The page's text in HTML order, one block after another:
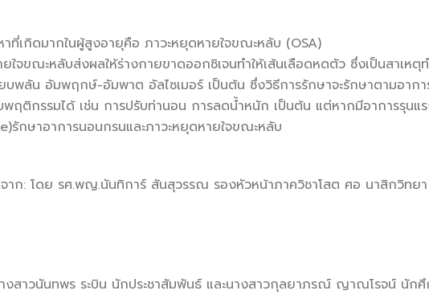
ที่เกิดมากในผู้สูงอายุคือ ภาวะหยุดหายใจขณะหลับ (OSA)
ใจขณะหลับส่งผลให้ร่างกายขาดออกซิเจนทำให้เส้นเลือดหดตัว ซึ่งเป็นสาเหตุ
บพลัน อัมพฤกษ์-อัมพาต อัลไซเมอร์ เป็นต้น ซึ่งวิธีการรักษาจะรักษาตามอาก
พฤติกรรมได้ เช่น การปรับท่านอน การลดน้ำหนัก เป็นต้น แต่หากมีอาการรุน
รักษาอาการนอนกรนและภาวะหยุดหายใจขณะหลับ
ก: โดย รศ.พญ.นันทิการ์ สันสุวรรณ รองหัวหน้าภาควิชาโสต ศอ นาสิกวิท
างสาวนันทพร ระบิน นักประชาสัมพันธ์ และนางสาวกุลยาภรณ์ ญาณโรจน์ นัก